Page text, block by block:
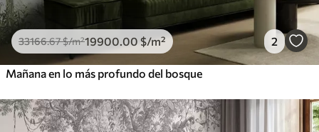
33166.67$/m²19900.00 $/m² 2
Mañana en lo más profundo del bosque